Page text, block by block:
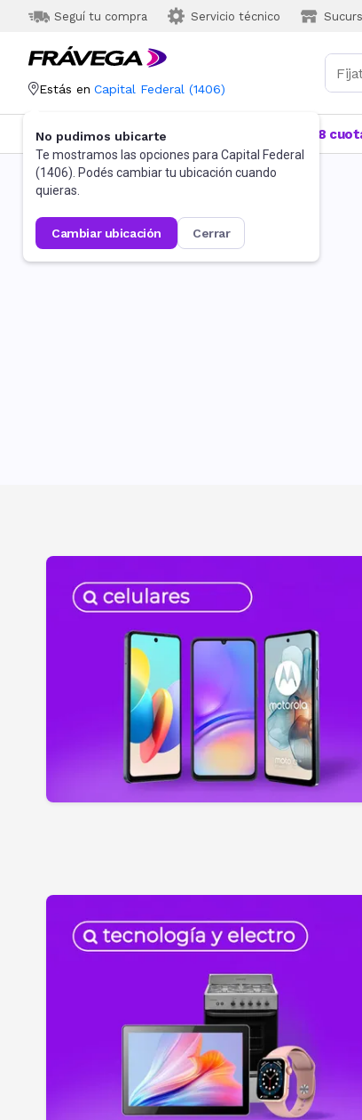
Seguí tu compra Servicio técnico
Estás en Capital Federal (1406)
No pudimos ubicarte
Te mostramos las opciones para Capital Federal
(1406). Podés cambiar tu ubicación cuando
quieras.
cambiar ubicación cerrar
Categorías Más Vendidos 18